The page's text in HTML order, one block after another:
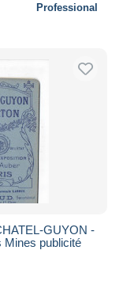
Professional
GUYON -
Mines publicité